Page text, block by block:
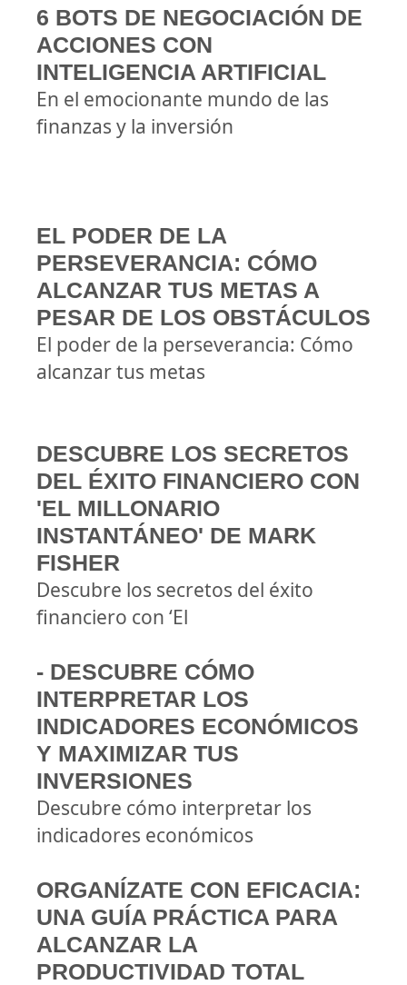
6 BOTS DE NEGOCIACIÓN DE
ACCIONES CON
INTELIGENCIA ARTIFICIAL
En el emocionante mundo de las
finanzas y la inversión
EL PODER DE LA
PERSEVERANCIA: CÓMO
ALCANZAR TUS METAS A
PESAR DE LOS OBSTÁCULOS
El poder de la perseverancia: Cómo
alcanzar tus metas
DESCUBRE LOS SECRETOS
DEL ÉXITO FINANCIERO CON
'EL MILLONARIO
INSTANTÁNEO' DE MARK
FISHER
Descubre los secretos del éxito
financiero con ‘El
- DESCUBRE CÓMO
INTERPRETAR LOS
INDICADORES ECONÓMICOS
Y MAXIMIZAR TUS
INVERSIONES
Descubre cómo interpretar los
indicadores económicos
ORGANÍZATE CON EFICACIA:
UNA GUÍA PRÁCTICA PARA
ALCANZAR LA
PRODUCTIVIDAD TOTAL